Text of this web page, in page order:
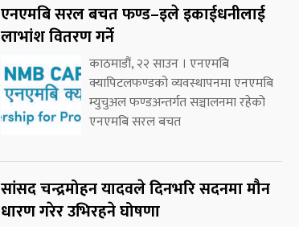
एनएमबि सरल बचत फण्ड–इले इकाईधनीलाई
लाभांश वितरण गर्ने
काठमाडौं, २२ साउन । एनएमबि
क्यापिटलफण्डको व्यवस्थापनमा एनएमबि
म्युचुअल फण्डअन्तर्गत सञ्चालनमा रहेको
एनएमबि सरल बचत
सांसद चन्द्रमोहन यादवले दिनभरि सदनमा मौन
धारण गरेर उभिरहने घोषणा